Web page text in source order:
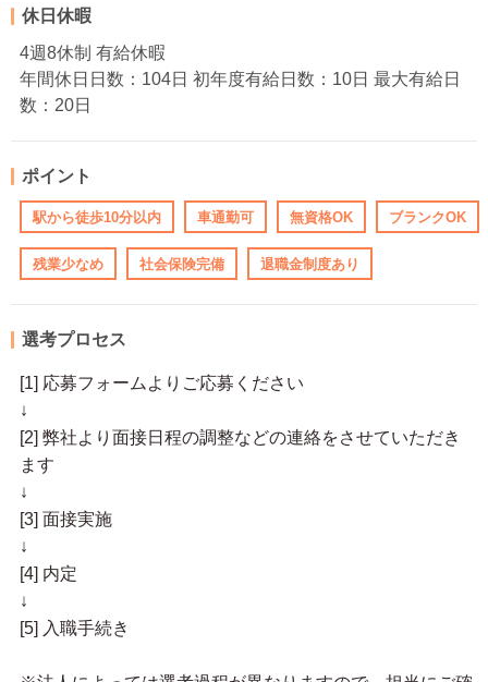
休日休暇
4週8休制 有給休暇
年間休日日数：104日 初年度有給日数：10日 最大有給日
数：20日
ポイント
駅から徒歩10分以内 車通勤可 無資格OK ブランクOK
残業少なめ 社会保険完備 退職金制度あり
選考プロセス
[1] 応募フォームよりご応募ください
↓
[2] 弊社より面接日程の調整などの連絡をさせていただき
ます
↓
[3] 面接実施
↓
[4] 内定
↓
[5] 入職手続き